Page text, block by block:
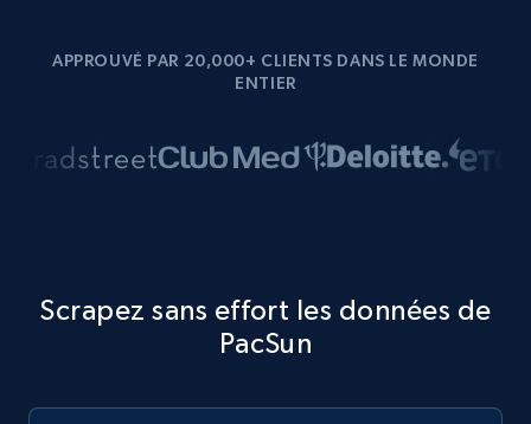
APPROUVÉ PAR 20,000+ CLIENTS DANS LE MONDE
ENTIER
Scrapez sans effort les données de
PacSun